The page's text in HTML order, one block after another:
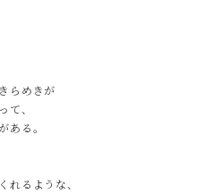
らめきが
て、
ある。
れるような、